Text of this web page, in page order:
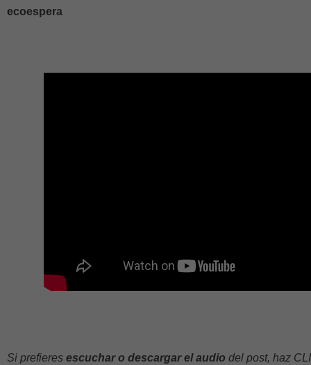
ecoespera
Si prefieres escuchar o descargar el audio del post, haz